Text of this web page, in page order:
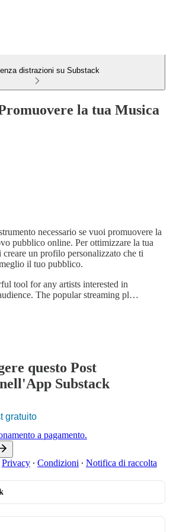
distrazioni su Substack
la tua Musica
necessario se vuoi promuovere la
pubblico online. Per ottimizzare la tua
un profilo personalizzato che ti
il tuo pubblico.
tool for any artists interested in
The popular streaming pl…
questo Post
Substack
gratuito
a pagamento.
Privacy ∙ Condizioni ∙ Notifica di raccolta